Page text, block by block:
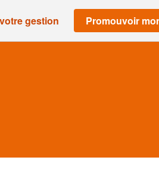
gestion Promouvoir